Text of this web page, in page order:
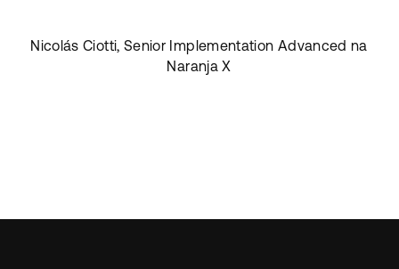
Nicolás Ciotti, Senior Implementation Advanced na
Naranja X